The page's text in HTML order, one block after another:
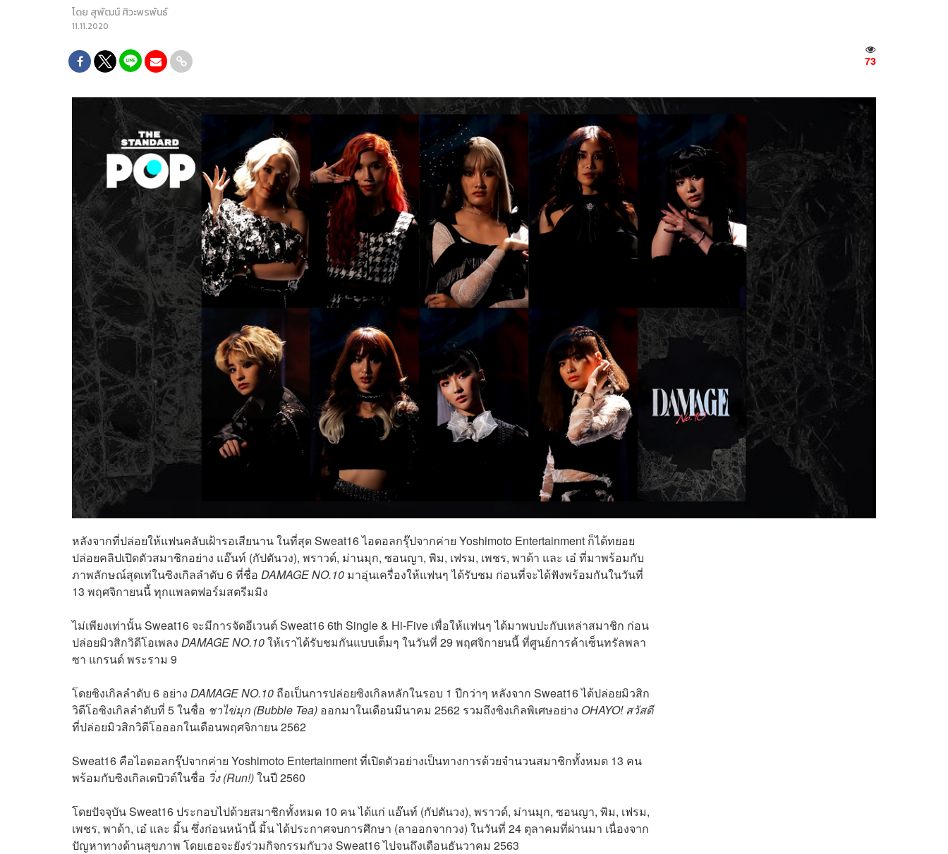
โดย สุพัฒน์ ศิวะพรพันธ์
11.11.2020
73
หลังจากที่ปล่อยให้แฟนคลับเฝ้ารอเสียนาน ในที่สุด Sweat16 ไอดอลกรุ๊ปจากค่าย Yoshimoto Entertainment ก็ได้ทยอย
ปล่อยคลิปเปิดตัวสมาชิกอย่าง แอ๊นท์ (กัปตันวง), พราวด์, ม่านมุก, ซอนญา, พิม, เฟรม, เพชร, พาด้า และ เอ๋ ที่มาพร้อมกับ
ภาพลักษณ์สุดเท่ในซิงเกิลลำดับ 6 ที่ชื่อ DAMAGE NO.10 มาอุ่นเครื่องให้แฟนๆ ได้รับชม ก่อนที่จะได้ฟังพร้อมกันในวันที่
13 พฤศจิกายนนี้ ทุกแพลตฟอร์มสตรีมมิง
ไม่เพียงเท่านั้น Sweat16 จะมีการจัดอีเวนต์ Sweat16 6th Single & Hi-Five เพื่อให้แฟนๆ ได้มาพบปะกับเหล่าสมาชิก ก่อน
ปล่อยมิวสิกวิดีโอเพลง DAMAGE NO.10ให้เราได้รับชมกันแบบเต็มๆ ในวันที่ 29 พฤศจิกายนนี้ ที่ศูนย์การค้าเซ็นทรัลพลา
ซา แกรนด์ พระราม 9
โดยซิงเกิลลำดับ 6 อย่าง DAMAGE NO.10 ถือเป็นการปล่อยซิงเกิลหลักในรอบ 1 ปีกว่าๆ หลังจาก Sweat16 ได้ปล่อยมิวสิก
วิดีโอซิงเกิลลำดับที่ 5 ในชื่อ ชาไข่มุก (Bubble Tea) ออกมาในเดือนมีนาคม 2562 รวมถึงซิงเกิลพิเศษอย่าง OHAYO! สวัสดี
ที่ปล่อยมิวสิกวิดีโอออกในเดือนพฤศจิกายน 2562
Sweat16 คือไอดอลกรุ๊ปจากค่าย Yoshimoto Entertainment ที่เปิดตัวอย่างเป็นทางการด้วยจำนวนสมาชิกทั้งหมด 13 คน
พร้อมกับซิงเกิลเดบิวต์ในชื่อ วิ่ง (Run!)ในปี 2560
โดยปัจจุบัน Sweat16 ประกอบไปด้วยสมาชิกทั้งหมด 10 คน ได้แก่ แอ๊นท์ (กัปตันวง), พราวด์, ม่านมุก, ซอนญา, พิม, เฟรม,
เพชร, พาด้า, เอ๋ และ มิ้น ซึ่งก่อนหน้านี้ มิ้น ได้ประกาศจบการศึกษา (ลาออกจากวง) ในวันที่ 24 ตุลาคมที่ผ่านมา เนื่องจาก
ปัญหาทางด้านสุขภาพ โดยเธอจะยังร่วมกิจกรรมกับวง Sweat16 ไปจนถึงเดือนธันวาคม 2563